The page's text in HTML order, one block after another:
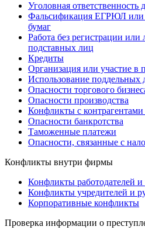
Уголовная ответственность
Фальсификация ЕГРЮЛ или
бумаг
Работа без регистрации или
подставных лиц
Кредиты
Организация или участие в
Использование поддельных
Опасности торгового
Опасности производства
Конфликты с
Опасности банкротства
Таможенные платежи
Опасности, связанные с
Конфликты внутри фирмы
Конфликты работодателей и
Конфликты учредителей и
Корпоративные конфликты
Проверка информации о